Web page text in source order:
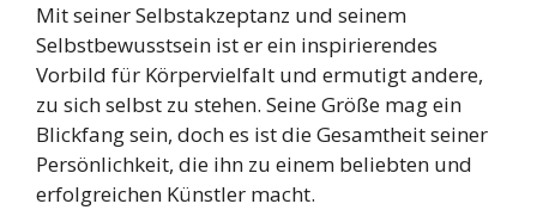
Mit seiner Selbstakzeptanz und seinem
Selbstbewusstsein ist er ein inspirierendes
Vorbild für Körpervielfalt und ermutigt andere,
zu sich selbst zu stehen. Seine Größe mag ein
Blickfang sein, doch es ist die Gesamtheit seiner
Persönlichkeit, die ihn zu einem beliebten und
erfolgreichen Künstler macht.